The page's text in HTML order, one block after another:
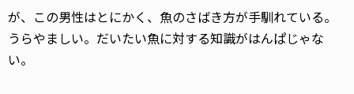
が、この男性はとにかく、魚のさばき方が手馴れている。
うらやましい。だいたい魚に対する知識がはんぱじゃな
い。